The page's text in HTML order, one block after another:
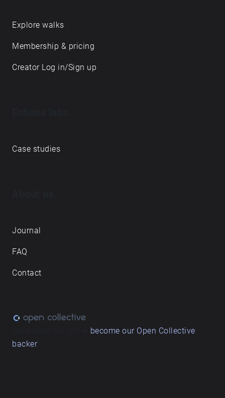
Explore walks
Membership & pricing
Creator Log in/Sign up
Case studies
Journal
FAQ
Contact
become our Open Collective
backer